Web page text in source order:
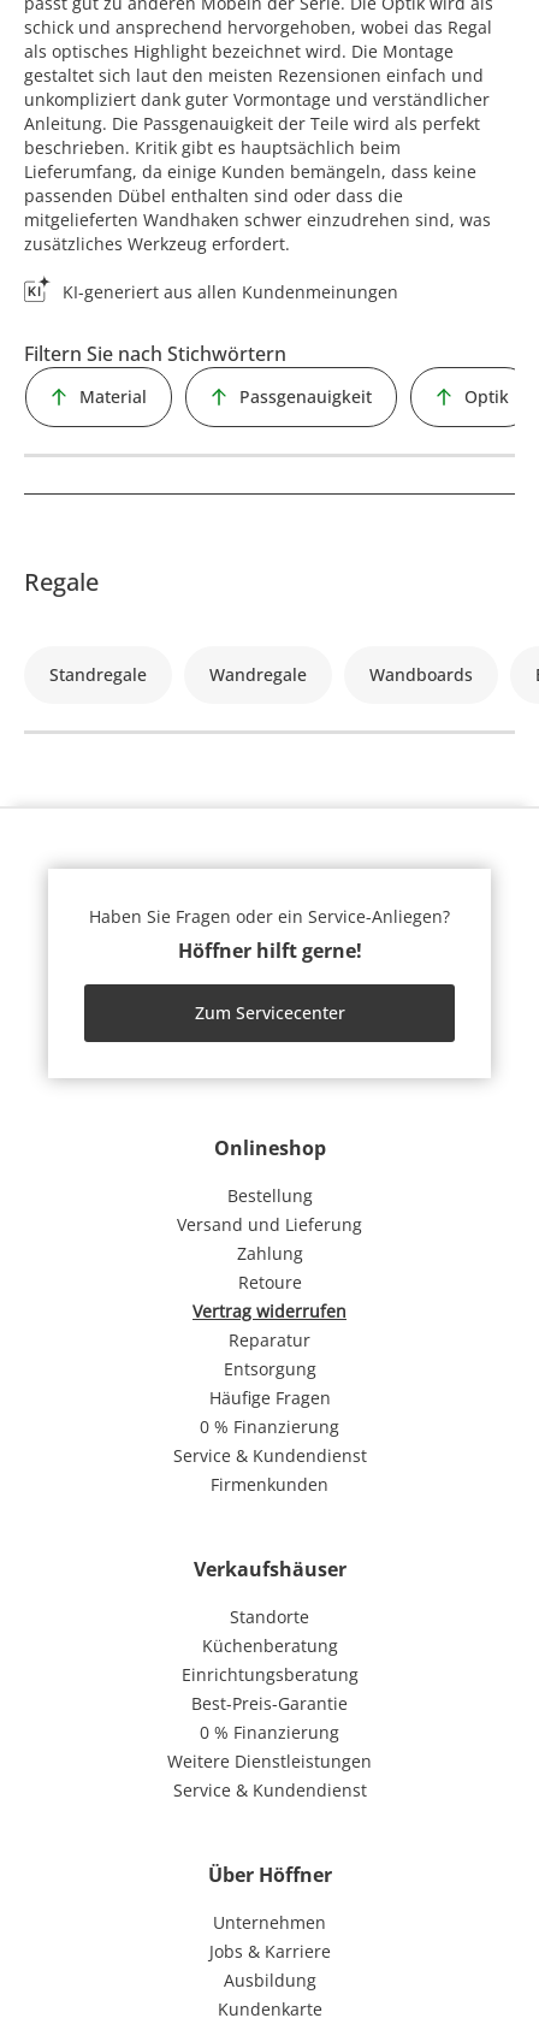
schick und ansprechend hervorgehoben, wobei das Regal
als optisches Highlight bezeichnet wird. Die Montage
gestaltet sich laut den meisten Rezensionen einfach und
unkompliziert dank guter Vormontage und verständlicher
Anleitung. Die Passgenauigkeit der Teile wird als perfekt
beschrieben. Kritik gibt es hauptsächlich beim
Lieferumfang, da einige Kunden bemängeln, dass keine
passenden Dübel enthalten sind oder dass die
mitgelieferten Wandhaken schwer einzudrehen sind, was
zusätzliches Werkzeug erfordert.
KI-generiert aus allen Kundenmeinungen
Filtern Sie nach Stichwörtern
Material Passgenauigkeit Optik
Regale
Standregale Wandregale Wandboards
Onlineshop
Bestellung
Versand und Lieferung
Zahlung
Retoure
Vertrag widerrufen
Reparatur
Entsorgung
Häufige Fragen
0 % Finanzierung
Service & Kundendienst
Firmenkunden
Verkaufshäuser
Standorte
Küchenberatung
Einrichtungsberatung
Best-Preis-Garantie
0 % Finanzierung
Weitere Dienstleistungen
Service & Kundendienst
Über Höffner
Unternehmen
Jobs & Karriere
Ausbildung
Kundenkarte
Haben Sie Fragen oder ein Service-Anliegen?
Höffner hilft gerne!
Zum Servicecenter